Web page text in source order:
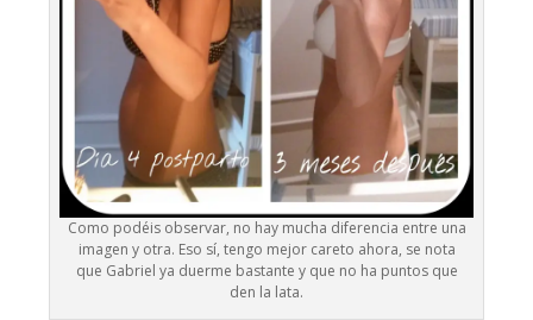
Como podéis observar, no hay mucha diferencia entre una
imagen y otra. Eso sí, tengo mejor careto ahora, se nota
que Gabriel ya duerme bastante y que no ha puntos que
den la lata.